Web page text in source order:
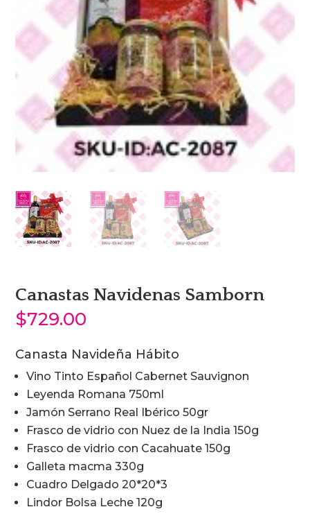
Canastas Navidenas Samborn
$729.00
Canasta Navideña Hábito
Vino Tinto Español Cabernet Sauvignon
Leyenda Romana 750ml
Jamón Serrano Real Ibérico 50gr
Frasco de vidrio con Nuez de la India 150g
Frasco de vidrio con Cacahuate 150g
Galleta macma 330g
Cuadro Delgado 20*20*3
Lindor Bolsa Leche 120g